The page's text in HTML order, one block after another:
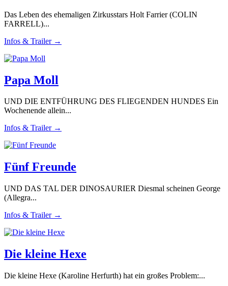
Das Leben des ehemaligen Zirkusstars Holt Farrier (COLIN
FARRELL)...
Infos & Trailer →
Papa Moll
UND DIE ENTFÜHRUNG DES FLIEGENDEN HUNDES Ein
Wochenende allein...
Infos & Trailer →
Fünf Freunde
UND DAS TAL DER DINOSAURIER Diesmal scheinen George
(Allegra...
Infos & Trailer →
Die kleine Hexe
Die kleine Hexe (Karoline Herfurth) hat ein großes Problem:...